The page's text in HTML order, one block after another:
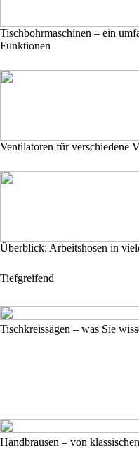
Tischbohrmaschinen – ein
Funktionen
Ventilatoren für verschiedene
Überblick: Arbeitshosen in
Tiefgreifend
Tischkreissägen – was Sie
Handbrausen – von